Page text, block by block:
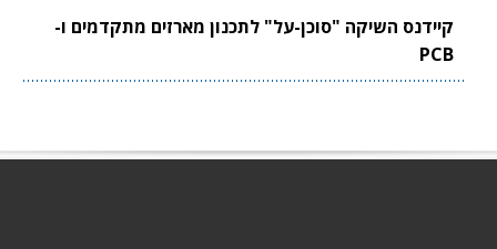
קיידנס השיקה "סוכן-על" לתכנון מארזים מתקדמים ו-
PCB